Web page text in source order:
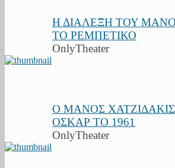
Η ΔΙΑΛΕΞΗ ΤΟΥ
ΤΟ ΡΕΜΠΕΤΙΚΟ
OnlyTheater
Ο ΜΑΝΟΣ ΧΑΤΖΙΔΑΚΙΣ
ΟΣΚΑΡ ΤΟ 1961
OnlyTheater